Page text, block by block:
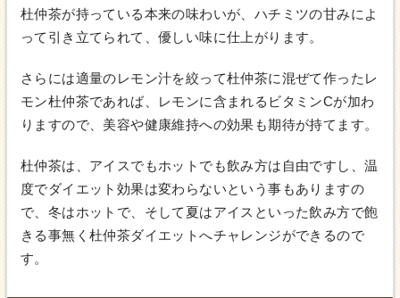
杜仲茶が持っている本来の味わいが、ハチミツの甘みによ
って引き立てられて、優しい味に仕上がります。
さらには適量のレモン汁を絞って杜仲茶に混ぜて作ったレ
モン杜仲茶であれば、レモンに含まれるビタミンCが加わ
りますので、美容や健康維持への効果も期待が持てます。
杜仲茶は、アイスでもホットでも飲み方は自由ですし、温
度でダイエット効果は変わらないという事もありますの
で、冬はホットで、そして夏はアイスといった飲み方で飽
きる事無く杜仲茶ダイエットへチャレンジができるので
す。